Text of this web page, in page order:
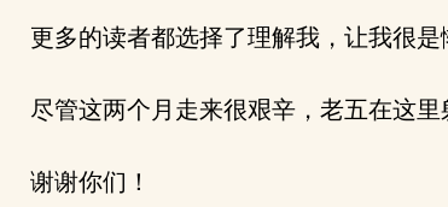
更多的读者都选择了理解我，让我很是
尽管这两个月走来很艰辛，老五在这里
谢谢你们！